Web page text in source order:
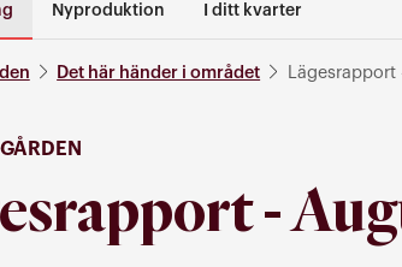
Nyproduktion I ditt kvarter
Det här händer i området
-